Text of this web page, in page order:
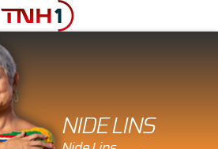
NIDE LINS